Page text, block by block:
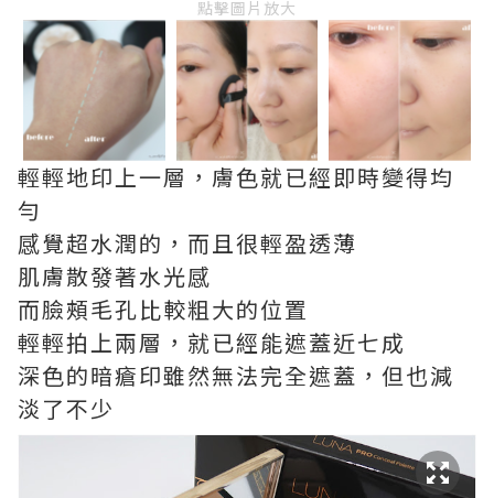
點擊圖片放大
輕輕地印上一層，膚色就已經即時變得均
勻
感覺超水潤的，而且很輕盈透薄
肌膚散發著水光感
而臉頰毛孔比較粗大的位置
輕輕拍上兩層，就已經能遮蓋近七成
深色的暗瘡印雖然無法完全遮蓋，但也減
淡了不少